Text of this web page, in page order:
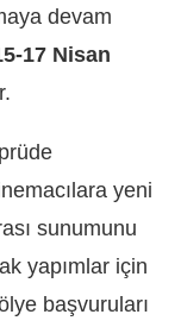
devam
17 Nisan
yeni
sunumunu
yapımlar için
başvuruları